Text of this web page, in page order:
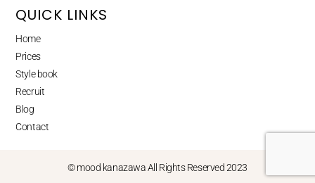
QUICK LINKS
Home
Prices
Style book
Recruit
Blog
Contact
© mood kanazawa All Rights Reserved 2023